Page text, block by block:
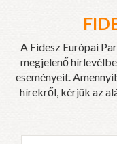
A Fidesz Európai
megjelenő
eseményeit.
hírekről, kérjük az